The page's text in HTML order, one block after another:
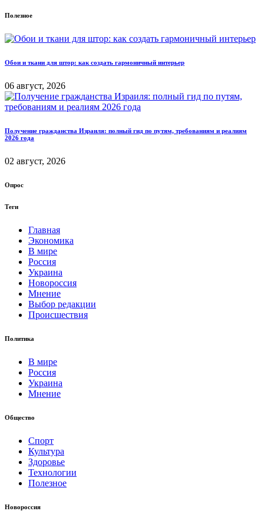
Полезное
Обои и ткани для штор: как создать гармоничный интерьер
06 август, 2026
Получение гражданства Израиля: полный гид по путям, требованиям и реалиям
2026 года
02 август, 2026
Опрос
Теги
Главная
Экономика
В мире
Россия
Украина
Новороссия
Мнение
Выбор редакции
Происшествия
Политика
В мире
Россия
Украина
Мнение
Общество
Спорт
Культура
Здоровье
Технологии
Полезное
Новороссия